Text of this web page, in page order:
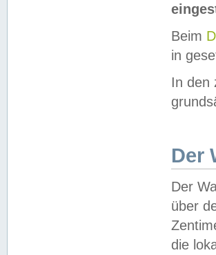
Beim
in
In den
Der
Der
über
die